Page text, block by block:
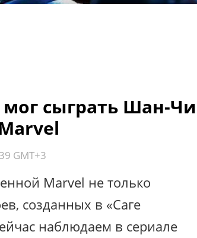
мог сыграть Шан-Чи
GMT+3
Marvel не только
созданных в «Саге
наблюдаем в сериале